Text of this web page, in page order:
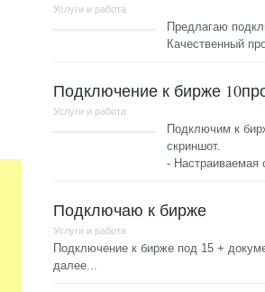
Услуги и работа
Предлагаю
Качественный
Подключение к бирже
Услуги и работа
Подключим к
скриншот.
- Настраиваемая
Подключаю к бирже
Услуги и работа
Подключение к бирже под 15 +
далее...